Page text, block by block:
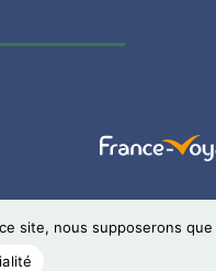
site, nous supposerons